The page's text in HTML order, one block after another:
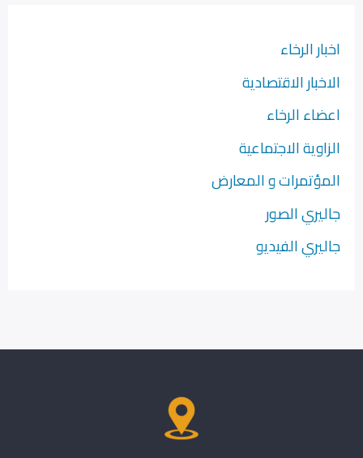
اخبار الرخاء
الاخبار الاقتصادية
اعضاء الرخاء
الزاوية الاجتماعية
المؤتمرات و المعارض
جاليري الصور
جاليري الفيديو